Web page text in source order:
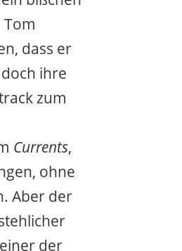
dass er
ihre
zum
Currents,
ohne
Aber der
der